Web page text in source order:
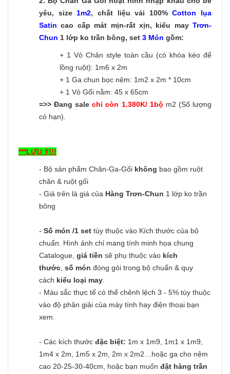
yêu, size1m2, chất liệu vải 100%Cotton lụa
Satin cao cấp mát mịn-rất xịn, kiểu may Trơn-
Chun 1 lớp ko trần bông, set 3 Món gồm:
+ 1 Vỏ Chăn style toàn cầu (có khóa kéo để
lồng ruột): 1m6 x 2m
+ 1 Ga chun bọc nệm: 1m2 x 2m * 10cm
+ 1 Vỏ Gối nằm: 45 x 65cm
=>> Đang salechỉ còn 1.380K/ 1bộ m2 (Số lượng
có hạn).
***LƯU Ý!!!
- Bộ sản phẩm Chăn-Ga-Gối không bao gồm ruột
chăn & ruột gối
- Giá trên là giá của Hàng Trơn-Chun 1 lớp ko trần
bông
- Số món /1 set tùy thuộc vào Kích thước của bộ
chuẩn. Hình ảnh chỉ mang tính minh họa chung
Catalogue, giá tiền sẽ phụ thuộc vào kích
thước, số món đóng gói trong bộ chuẩn & quy
cách kiểu loại may.
- Màu sắc thực tế có thể chênh lệch 3 - 5% tùy thuộc
vào độ phân giải của máy tính hay điện thoại bạn
xem.
- Các kích thước đặc biệt: 1m x 1m9, 1m1 x 1m9,
1m4 x 2m, 1m5 x 2m, 2m x 2m2…hoặc ga cho nệm
cao 20-25-30-40cm, hoặc bạn muốn đặt hàng trần